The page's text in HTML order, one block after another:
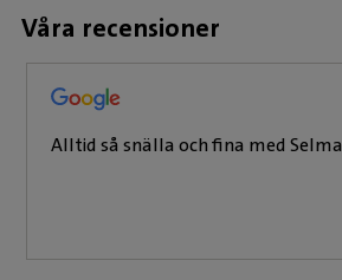
Våra recensioner
Alltid så snälla och fina med Selma